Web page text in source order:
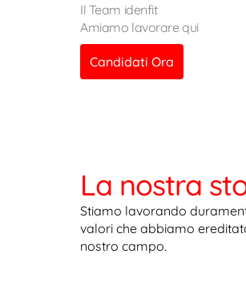
Il Team idenfit
Amiamo lavorare qui
Candidati Ora
La nostra
Stiamo lavorando
valori che abbiamo
nostro campo.